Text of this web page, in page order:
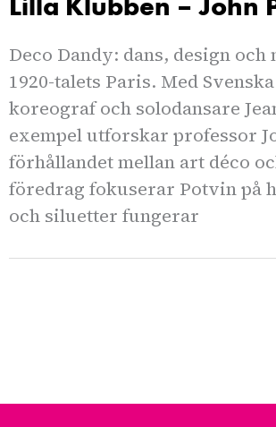
Deco Dandy: dans, design
1920-talets Paris. Med
koreograf och solodansare
exempel utforskar professor
förhållandet mellan art déco
föredrag fokuserar Potvin på
och siluetter fungerar